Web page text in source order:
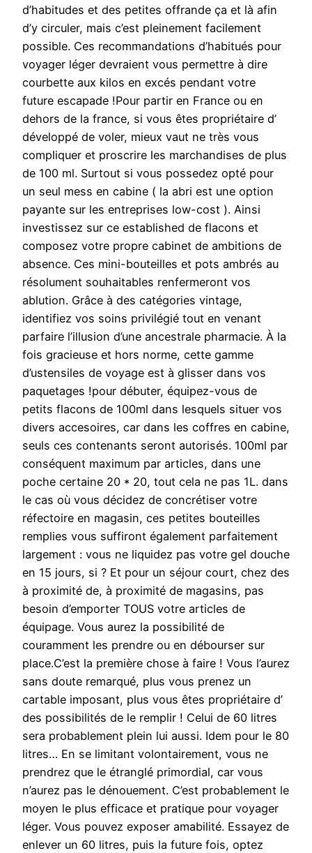
d’habitudes et des petites offrande ça et là afin
d’y circuler, mais c’est pleinement facilement
possible. Ces recommandations d’habitués pour
voyager léger devraient vous permettre à dire
courbette aux kilos en excés pendant votre
future escapade !Pour partir en France ou en
dehors de la france, si vous êtes propriétaire d’
développé de voler, mieux vaut ne très vous
compliquer et proscrire les marchandises de plus
de 100 ml. Surtout si vous possedez opté pour
un seul mess en cabine ( la abri est une option
payante sur les entreprises low-cost ). Ainsi
investissez sur ce established de flacons et
composez votre propre cabinet de ambitions de
absence. Ces mini-bouteilles et pots ambrés au
résolument souhaitables renfermeront vos
ablution. Grâce à des catégories vintage,
identifiez vos soins privilégié tout en venant
parfaire l’illusion d’une ancestrale pharmacie. À la
fois gracieuse et hors norme, cette gamme
d’ustensiles de voyage est à glisser dans vos
paquetages !pour débuter, équipez-vous de
petits flacons de 100ml dans lesquels situer vos
divers accesoires, car dans les coffres en cabine,
seuls ces contenants seront autorisés. 100ml par
conséquent maximum par articles, dans une
poche certaine 20 * 20, tout cela ne pas 1L. dans
le cas où vous décidez de concrétiser votre
réfectoire en magasin, ces petites bouteilles
remplies vous suffiront également parfaitement
largement : vous ne liquidez pas votre gel douche
en 15 jours, si ? Et pour un séjour court, chez des
à proximité de, à proximité de magasins, pas
besoin d’emporter TOUS votre articles de
équipage. Vous aurez la possibilité de
couramment les prendre ou en débourser sur
place.C’est la première chose à faire ! Vous l’aurez
sans doute remarqué, plus vous prenez un
cartable imposant, plus vous êtes propriétaire d’
des possibilités de le remplir ! Celui de 60 litres
sera probablement plein lui aussi. Idem pour le 80
litres… En se limitant volontairement, vous ne
prendrez que le étranglé primordial, car vous
n’aurez pas le dénouement. C’est probablement le
moyen le plus efficace et pratique pour voyager
léger. Vous pouvez exposer amabilité. Essayez de
enlever un 60 litres, puis la future fois, optez